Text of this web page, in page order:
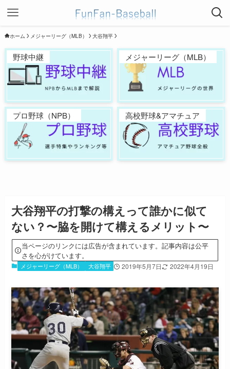
ホーム メジャーリーグ（MLB） 大谷翔平
野球中継 メジャーリーグ（MLB）
プロ野球（NPB） 高校野球&アマチュア
大谷翔平の打撃の構えって誰かに似て
ない？〜脇を開けて構えるメリット〜
当ページのリンクには広告が含まれています。記事内容は公平
さを心がけています。
メジャーリーグ（MLB） 大谷翔平 2019年5月7日 2022年4月19日